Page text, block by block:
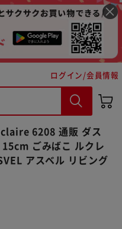
ログイン/会員情報
6208 通販 ダス
ごみばこ ルクレ
アスベル リビング
購入手続きへ